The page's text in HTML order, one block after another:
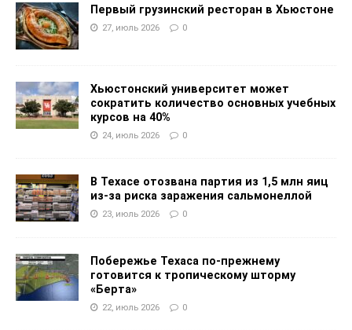
Первый грузинский ресторан в Хьюстоне
27, июль 2026 0
Хьюстонский университет может
сократить количество основных учебных
курсов на 40%
24, июль 2026 0
В Техасе отозвана партия из 1,5 млн яиц
из-за риска заражения сальмонеллой
23, июль 2026 0
Побережье Техаса по-прежнему
готовится к тропическому шторму
«Берта»
22, июль 2026 0